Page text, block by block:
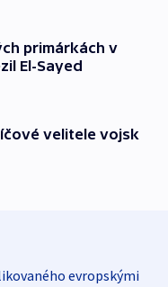
primárkách v
El-Sayed
velitele vojsk
evropskými